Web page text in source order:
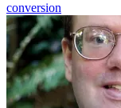
conversion